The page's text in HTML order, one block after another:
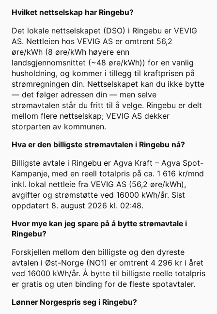
Hvilket nettselskap har Ringebu?
Det lokale nettselskapet (DSO) i Ringebu er VEVIG
AS. Nettleien hos VEVIG AS er omtrent 56,2
øre/kWh (8 øre/kWh høyere enn
landsgjennomsnittet (~48 øre/kWh)) for en vanlig
husholdning, og kommer i tillegg til kraftprisen på
strømregningen din. Nettselskapet kan du ikke bytte
— det følger adressen din — men selve
strømavtalen står du fritt til å velge. Ringebu er delt
mellom flere nettselskap; VEVIG AS dekker
storparten av kommunen.
Hva er den billigste strømavtalen i Ringebu nå?
Billigste avtale i Ringebu er Agva Kraft – Agva Spot-
Kampanje, med en reell totalpris på ca. 1 616 kr/mnd
inkl. lokal nettleie fra VEVIG AS (56,2 øre/kWh),
avgifter og strømstøtte ved 16000 kWh/år. Sist
oppdatert 8. august 2026 kl. 02:48.
Hvor mye kan jeg spare på å bytte strømavtale i
Ringebu?
Forskjellen mellom den billigste og den dyreste
avtalen i Øst-Norge (NO1) er omtrent 4 296 kr i året
ved 16000 kWh/år. Å bytte til billigste reelle totalpris
er gratis og uten binding for de fleste spotavtaler.
Lønner Norgespris seg i Ringebu?